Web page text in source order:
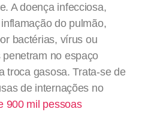
A doença infecciosa,
do pulmão,
bactérias, vírus ou
no espaço
troca gasosa. Trata-se de
de internações no
900 mil pessoas